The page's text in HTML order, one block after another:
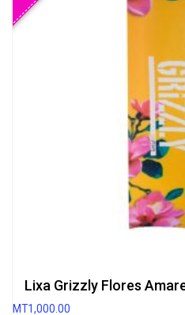
Lixa Grizzly Flores
MT1,000.00